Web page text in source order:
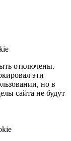
отключены.
эти
но в
сайта не будут